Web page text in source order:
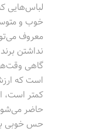
لباس‌هایی
خوب و
معروف
نداشتن
گاهی
است که
کمتر است،
حاضر
حس خوبی